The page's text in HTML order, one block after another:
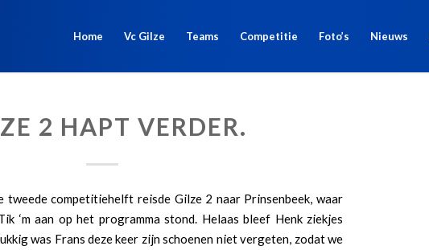
Home Vc Gilze Teams Competitie Foto’s Nieuws
2 HAPT VERDER.
tweede competitiehelft reisde Gilze 2 naar Prinsenbeek, waar
‘m aan op het programma stond. Helaas bleef Henk ziekjes
was Frans deze keer zijn schoenen niet vergeten, zodat we